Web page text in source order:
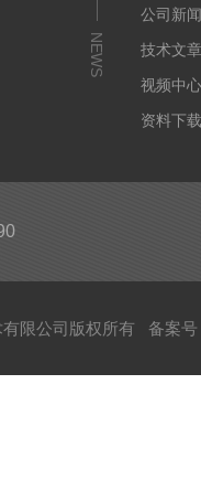
NEWS
公司新
技术文
视频中
资料下
有限公司版权所有 备案号